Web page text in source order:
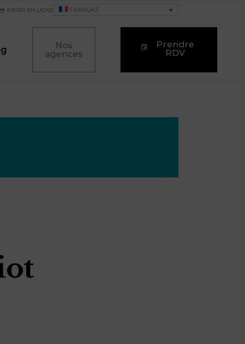
PAYER EN LIGNE FRANÇAIS
Nos
agences
Prendre
RDV